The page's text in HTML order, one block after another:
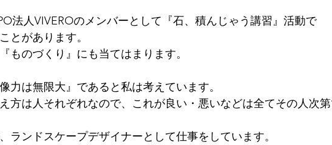
法人VIVEROのメンバーとして『石、積んじゃう講習』活動で
とがあります。
ものづくり』にも当てはまります。
像力は無限大』であると私は考えています。
方は人それぞれなので、これが良い・悪いなどは全てその人次
ランドスケープデザイナーとして仕事をしています。